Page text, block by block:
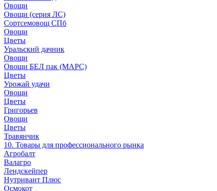
Овощи
Овощи (серия ЛС)
Сортсемовощ СПб
Овощи
Цветы
Уральский дачник
Овощи
Овощи БЕЛ пак (МАРС)
Цветы
Урожай удачи
Овощи
Цветы
Григорьев
Овощи
Цветы
Травянчик
10. Товары для профессионального рынка
Агробалт
Валагро
Лендскейпер
Нутривант Плюс
Осмокот